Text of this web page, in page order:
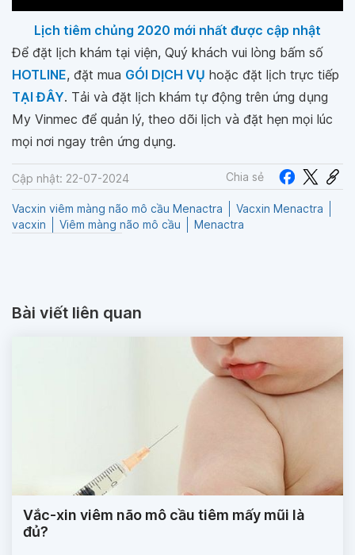
Lịch tiêm chủng 2020 mới nhất được cập nhật
Để đặt lịch khám tại viện, Quý khách vui lòng bấm số
HOTLINE, đặt mua GÓI DỊCH VỤ hoặc đặt lịch trực tiếp
TẠI ĐÂY. Tải và đặt lịch khám tự động trên ứng dụng
My Vinmec để quản lý, theo dõi lịch và đặt hẹn mọi lúc
mọi nơi ngay trên ứng dụng.
Cập nhật: 22-07-2024 Chia sẻ
Vacxin viêm màng não mô cầu Menactra
Vacxin Menactra
vacxin
Viêm màng não mô cầu Menactra
Bài viết liên quan
Vắc-xin viêm não mô cầu tiêm mấy mũi là
đủ?